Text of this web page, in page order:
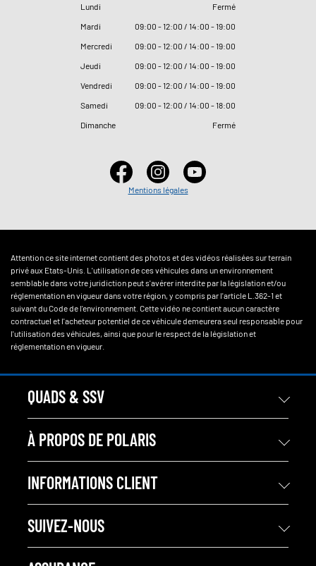
Lundi
Fermé
Mardi
09:00 - 12:00 / 14:00 - 19:00
Mercredi
09:00 - 12:00 / 14:00 - 19:00
Jeudi
09:00 - 12:00 / 14:00 - 19:00
Vendredi
09:00 - 12:00 / 14:00 - 19:00
Samedi
09:00 - 12:00 / 14:00 - 18:00
Dimanche
Fermé
Mentions légales
Attention ce site internet contient des photos et des vidéos réalisées sur terrain
privé aux Etats-Unis. L'utilisation de ces véhicules dans un environnement
semblable dans votre juridiction peut s'avérer interdite par la législation et/ou
réglementation en vigueur dans votre région, y compris par l'article L.362-1 et
suivant du Code de l'environnement. Cette vidéo ne contient aucun caractère
contractuel et l'acheteur potentiel de ce véhicule demeurera seul responsable pour
l'utilisation des véhicules, ainsi que pour le respect de la législation et
réglementation en vigueur.
QUADS & SSV
À PROPOS DE POLARIS
INFORMATIONS CLIENT
SUIVEZ-NOUS